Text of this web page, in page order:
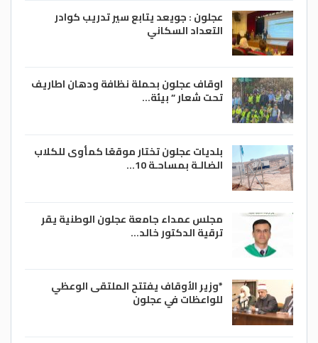
عجلون : جويعد يتابع سير تدريب كوادر
التعداد السكاني
اوقاف عجلون بحملة نظافة ودهان اطاريف
تحت شعار ” بيئة…
بلديات عجلون تختار موقعًا كمأوى للكلاب
الضالـة بمساحـة 10…
مجلس عمداء جامعة عجلون الوطنية يقر
ترقية الدكتور خالد…
*وزير الأوقاف يفتتح الملتقى الوعظي
للواعظات في عجلون